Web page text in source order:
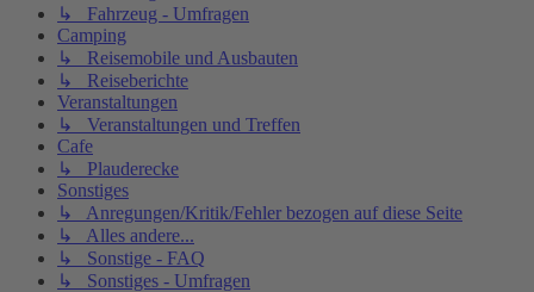
↳ Fahrzeug - Umfragen
Camping
↳ Reisemobile und Ausbauten
↳ Reiseberichte
Veranstaltungen
↳ Veranstaltungen und Treffen
Cafe
↳ Plauderecke
Sonstiges
↳ Anregungen/Kritik/Fehler bezogen auf diese Seite
↳ Alles andere...
↳ Sonstige - FAQ
↳ Sonstiges - Umfragen